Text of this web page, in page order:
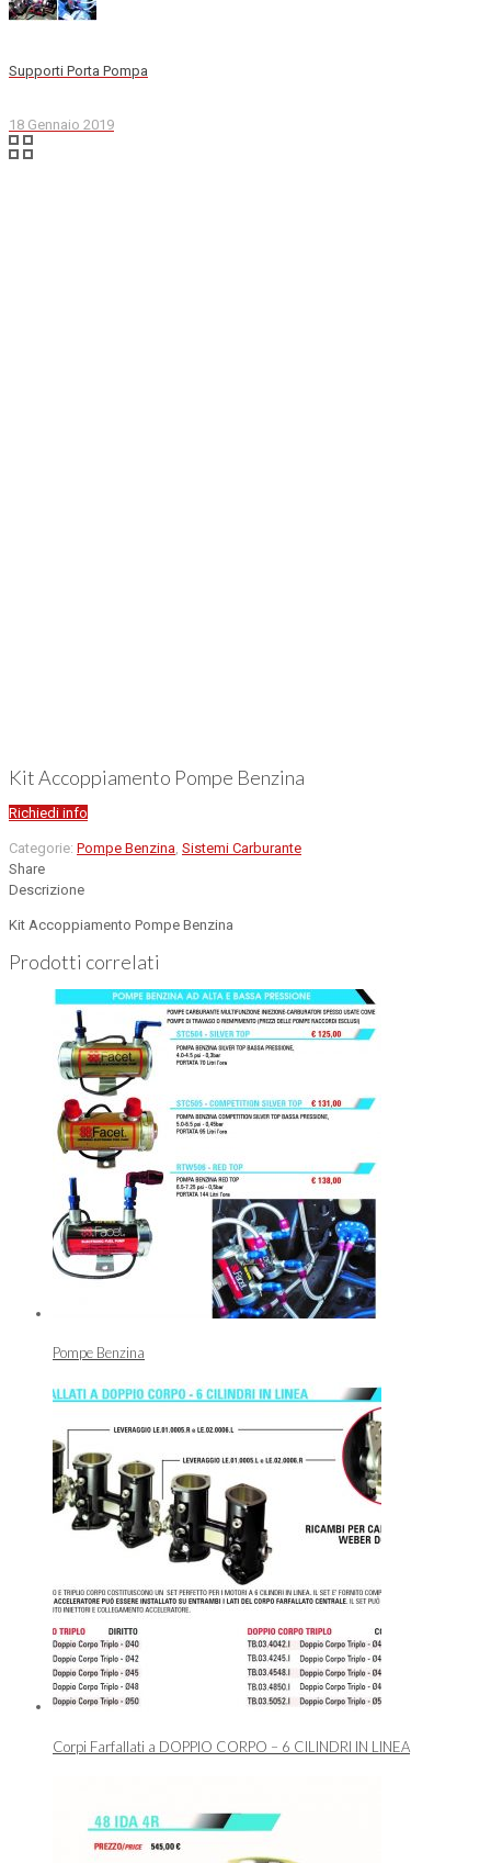
Supporti Porta Pompa
18 Gennaio 2019
Kit Accoppiamento Pompe Benzina
Richiedi info
Categorie: Pompe Benzina Sistemi Carburante
Share
Descrizione
Kit Accoppiamento Pompe Benzina
Prodotti correlati
Pompe Benzina
Corpi Farfallati a DOPPIO CORPO – 6 CILINDRI IN LINEA